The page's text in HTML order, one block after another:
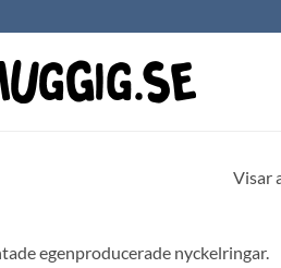
Visar
egenproducerade nyckelringar.